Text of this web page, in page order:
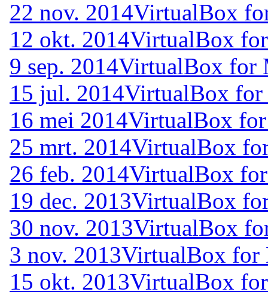
22 nov. 2014VirtualBox
12 okt. 2014VirtualBox
9 sep. 2014VirtualBox for
15 jul. 2014VirtualBox for
16 mei 2014VirtualBox
25 mrt. 2014VirtualBox
26 feb. 2014VirtualBox
19 dec. 2013VirtualBox
30 nov. 2013VirtualBox
3 nov. 2013VirtualBox for
15 okt. 2013VirtualBox